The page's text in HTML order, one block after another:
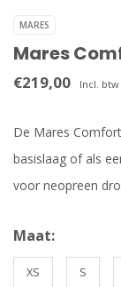
MARES
Mares
€219,00 Incl. btw
De Mares
basislaag of als
voor neopreen
Maat:
XS S